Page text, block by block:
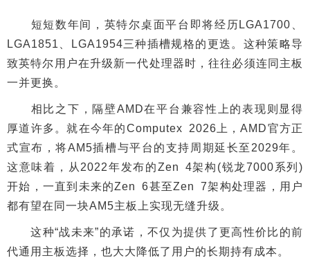
短短数年间，英特尔桌面平台即将经历LGA1700、
LGA1851、LGA1954三种插槽规格的更迭。这种策略导
致英特尔用户在升级新一代处理器时，往往必须连同主板
一并更换。
相比之下，隔壁AMD在平台兼容性上的表现则显得
厚道许多。就在今年的Computex 2026上，AMD官方正
式宣布，将AM5插槽与平台的支持周期延长至2029年。
这意味着，从2022年发布的Zen 4架构(锐龙7000系列)
开始，一直到未来的Zen 6甚至Zen 7架构处理器，用户
都有望在同一块AM5主板上实现无缝升级。
这种“战未来”的承诺，不仅为提供了更高性价比的前
代通用主板选择，也大大降低了用户的长期持有成本。